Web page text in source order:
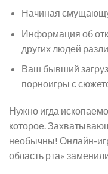
Начиная
Информация об
других людей
Ваш бывший
порноигры с
Нужно игда
которое.
необычны! Онлайн-
область рта»